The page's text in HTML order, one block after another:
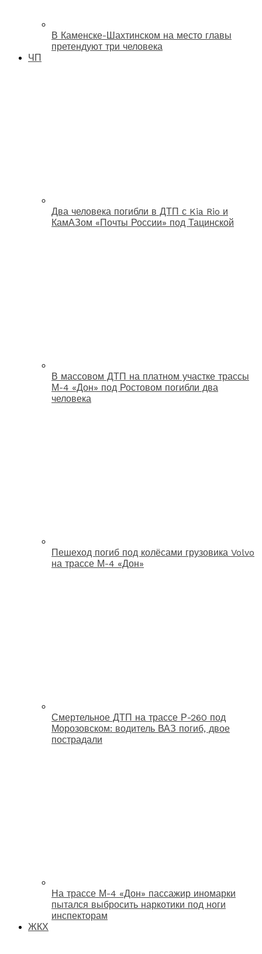
В Каменске-Шахтинском на место главы
претендуют три человека
ЧП
Два человека погибли в ДТП с Kia Rio и
КамАЗом «Почты России» под Тацинской
В массовом ДТП на платном участке трассы
М-4 «Дон» под Ростовом погибли два
человека
Пешеход погиб под колёсами грузовика Volvo
на трассе М-4 «Дон»
Смертельное ДТП на трассе Р-260 под
Морозовском: водитель ВАЗ погиб, двое
пострадали
На трассе М-4 «Дон» пассажир иномарки
пытался выбросить наркотики под ноги
инспекторам
ЖКХ